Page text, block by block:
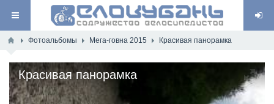
Фотоальбомы Мега-говна 2015 Красивая панорамка
Красивая панорамка